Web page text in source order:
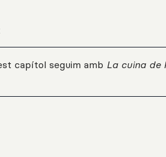
capítol seguim amb La cuina de